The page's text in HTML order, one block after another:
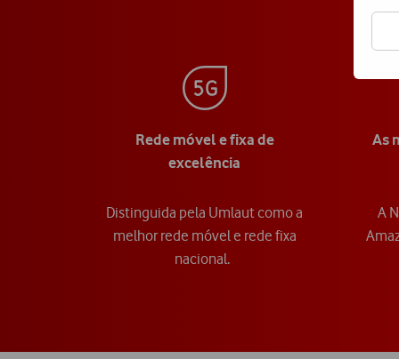
Rede móvel e fixa de
excelência
Distinguida pela Umlaut como a
melhor rede móvel e rede fixa
nacional.
As
A